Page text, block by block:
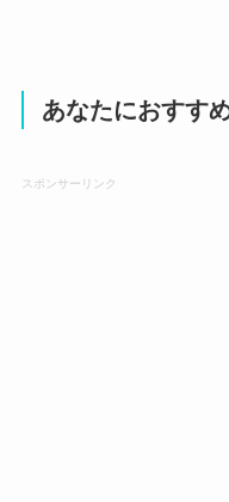
あなたにおすす
スポンサーリンク